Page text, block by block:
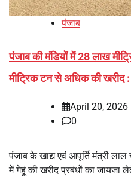
पंजाब
पंजाब की मंडियों में 28 लाख
मीट्रिक टन से अधिक की
April 20, 2026
0
पंजाब के खाद्य एवं आपूर्ति मंत्री
में गेहूं की खरीद प्रबंधों का जायजा